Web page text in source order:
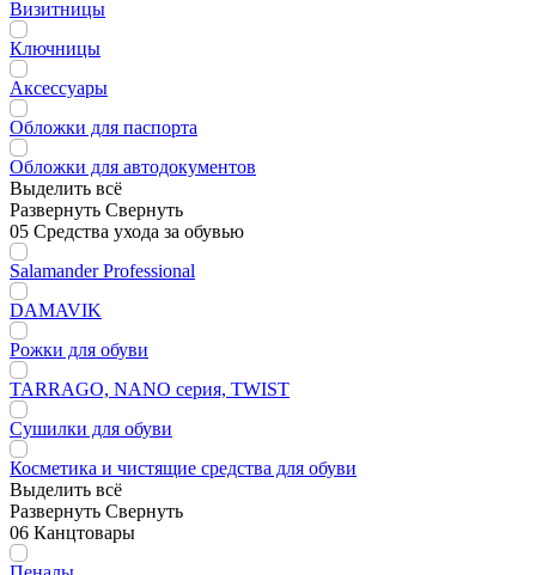
Визитницы
Ключницы
Аксессуары
Обложки для паспорта
Обложки для автодокументов
Выделить всё
Развернуть Свернуть
05 Средства ухода за обувью
Salamander Professional
DAMAVIK
Рожки для обуви
TARRAGO, NANO серия, TWIST
Сушилки для обуви
Косметика и чистящие средства для обуви
Выделить всё
Развернуть Свернуть
06 Канцтовары